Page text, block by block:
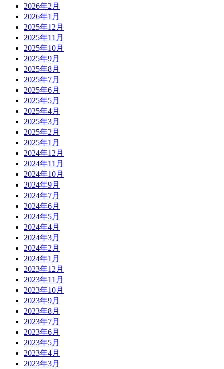
2026年2月
2026年1月
2025年12月
2025年11月
2025年10月
2025年9月
2025年8月
2025年7月
2025年6月
2025年5月
2025年4月
2025年3月
2025年2月
2025年1月
2024年12月
2024年11月
2024年10月
2024年9月
2024年7月
2024年6月
2024年5月
2024年4月
2024年3月
2024年2月
2024年1月
2023年12月
2023年11月
2023年10月
2023年9月
2023年8月
2023年7月
2023年6月
2023年5月
2023年4月
2023年3月